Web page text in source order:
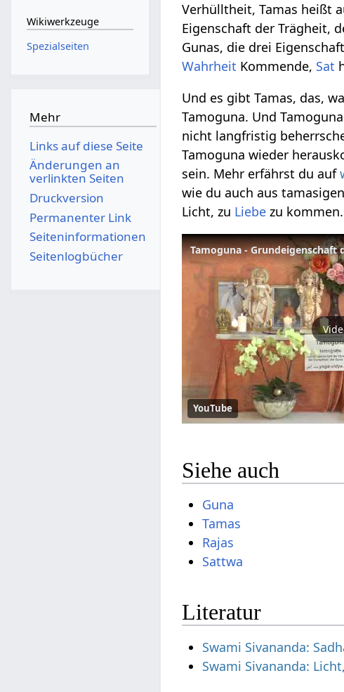
Verhülltheit, Tamas heißt
Eigenschaft der Trägheit,
Gunas, die drei
Wahrheit Kommende, Sat
Und es gibt Tamas, das,
Tamoguna. Und
nicht langfristig
Tamoguna wieder
sein. Mehr erfährst du auf
wie du auch aus
Licht, zu Liebe zu kommen.
YouTube
Siehe auch
Guna
Tamas
Rajas
Sattwa
Literatur
Swami Sivananda:
Swami Sivananda:
Wikiwerkzeuge
Spezialseiten
Mehr
Links auf diese Seite
Änderungen an
verlinkten Seiten
Druckversion
Permanenter Link
Seiten­­informationen
Seitenlogbücher